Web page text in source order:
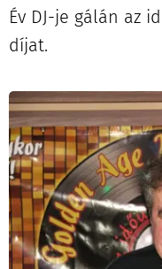
Év DJ-je gálán az
díjat.